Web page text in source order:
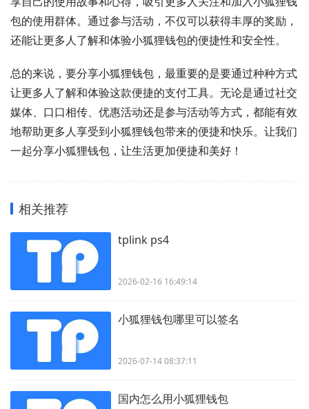
包的使用群体。通过参与活动，不仅可以获得丰厚的奖励，
还能让更多人了解和体验小狐狸钱包的便捷性和安全性。
总的来说，要分享小狐狸钱包，最重要的是要通过种种方式
让更多人了解和体验这款便捷的支付工具。无论是通过社交
媒体、口口相传、优惠活动还是参与活动等方式，都能有效
地帮助更多人享受到小狐狸钱包带来的便捷和快乐。让我们
一起分享小狐狸钱包，让生活更加便捷和美好！
相关推荐
tplink ps4
2026-02-16 16:49:14
小狐狸钱包哪里可以签名
2026-07-14 08:37:11
国内怎么用小狐狸钱包